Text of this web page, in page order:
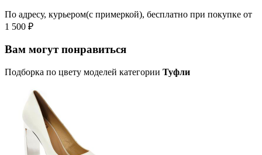
По адресу, курьером(с примеркой), бесплатно при покупке от
1 500 ₽
Вам могут понравиться
Подборка по цвету моделей категории Туфли